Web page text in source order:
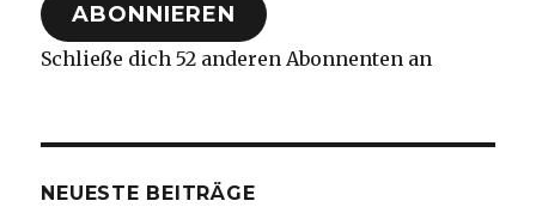
ABONNIEREN
Schließe dich 52 anderen Abonnenten an
NEUESTE BEITRÄGE